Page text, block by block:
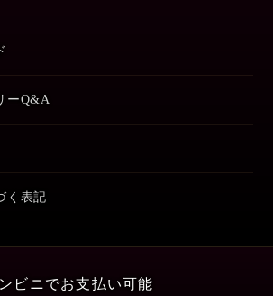
ーQ&A
く表記
ビニでお支払い可能